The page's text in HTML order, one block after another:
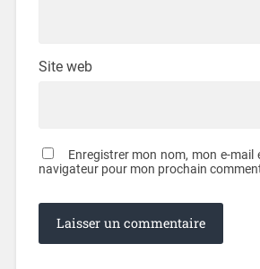
Site web
Enregistrer mon nom, mon e-mail
navigateur pour mon prochain